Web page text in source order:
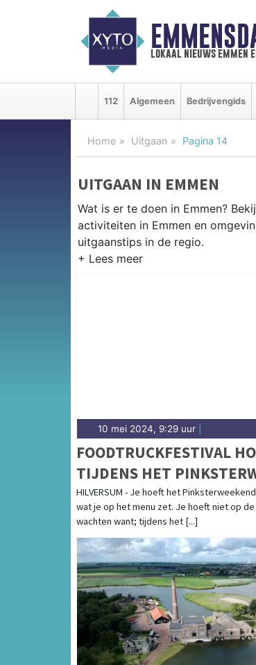
lokaal nieuws emmen
112 Algemeen Bedrijvengids
Home Uitgaan Pagina 14
UITGAAN IN EMMEN
Wat is er te doen in Emmen?
activiteiten in Emmen en
uitgaanstips in de regio.
Van markten en culturele
10 mei 2024, 9:29 uur
FOODTRUCKFESTIVAL
TIJDENS HET
IN HET DUDOKPARK IN
HILVERSUM - Je hoeft het
wat je op het menu zet. Je hoeft niet op
wachten want; tijdens het [...]